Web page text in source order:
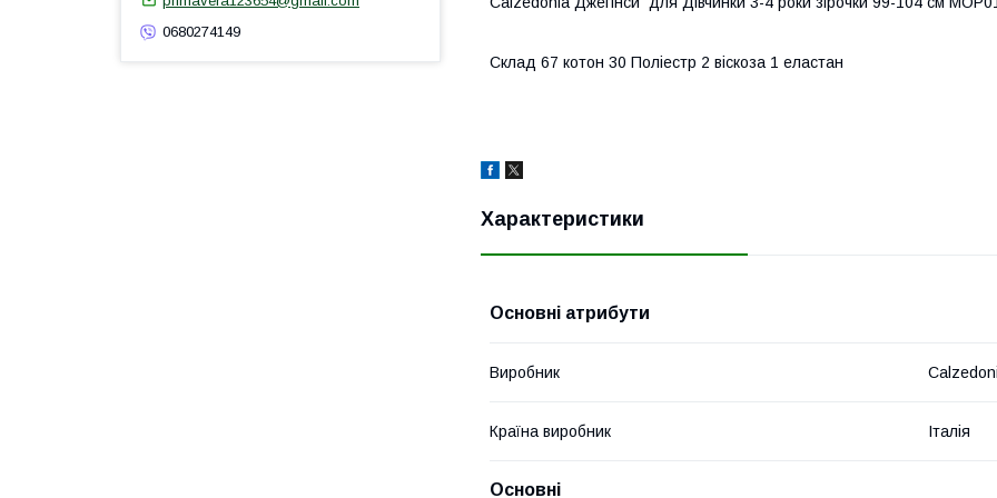
Склад 67 котон 30 Поліестр 2 віскоза 1 еластан
Характеристики
Основні атрибути
Виробник
Країна виробник Італія
Основні
0680274149